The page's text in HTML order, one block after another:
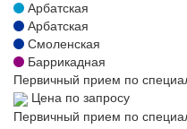
Арбатская
Арбатская
Смоленская
Баррикадная
Первичный прием по
Цена по запросу
Первичный прием по